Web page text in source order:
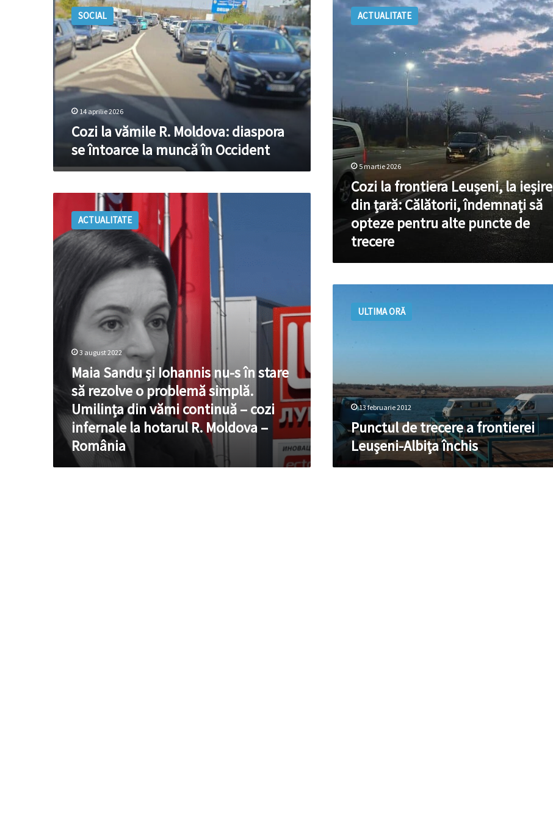
la
vămile
R.
Moldova:
diaspora
se
întoarce
muncă
Occident
SOCIAL
14 aprilie 2026
Cozi la vămile R. Moldova: diaspora
se întoarce la muncă în Occident
la
frontiera
îndemnați
să
opteze
pentru
alte
puncte
de
trecere
ACTUALITATE
5 martie 2026
Cozi la frontiera Leușeni, la ieșire
din țară: Călătorii, îndemnați să
opteze pentru alte puncte de
trecere
Sandu
Iohannis
nu-
stare
să
rezolve
problemă
simplă.
Umilința
vămi
continuă
cozi
infernale
hotarul
ACTUALITATE
3 august 2022
Maia Sandu și Iohannis nu-s în stare
să rezolve o problemă simplă.
Umilința din vămi continuă – cozi
infernale la hotarul R. Moldova –
România
trecere
închis
ULTIMA ORĂ
13 februarie 2012
Punctul de trecere a frontierei
Leuşeni-Albiţa închis